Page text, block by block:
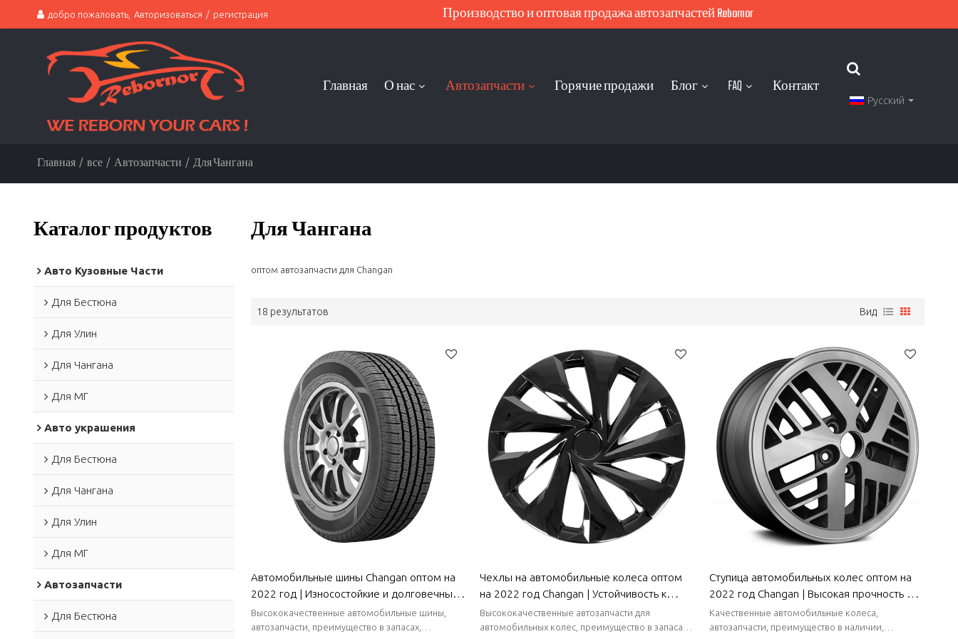
добро пожаловать, Авторизоваться / регистрация Производство и оптовая продажа автозапчастей Rebornor
Главная О нас Автозапчасти Горячие продажи Блог FAQ Контакт
Русский
Главная / все / Автозапчасти / Для Чангана
Каталог продуктов
Авто Кузовные Части
Для Бестюна
Для Улин
Для Чангана
Для МГ
Авто украшения
Для Бестюна
Для Чангана
Для Улин
Для МГ
Автозапчасти
Для Бестюна
Для Чангана
оптом автозапчасти для Changan
18 результатов Вид
Автомобильные шины Changan оптом на
2022 год | Износостойкие и долговечные,
с прочным сцеплением, хорошими
противоскользящими свойствами |
Высококачественные автомобильные шины,
автозапчасти, преимущество в запасах,
Чехлы на автомобильные колеса оптом
на 2022 год Changan | Устойчивость к
коррозии и износу, пыленепроницаемость
и водонепроницаемость, легкость очистки
Высококачественные автозапчасти для
автомобильных колес, преимущество в запасах,
Ступица автомобильных колес оптом на
2022 год Changan | Высокая прочность и
жесткость, устойчивость к коррозии и
износу, устойчивость к высоким
Качественные автомобильные колеса,
автозапчасти, преимущество в наличии,